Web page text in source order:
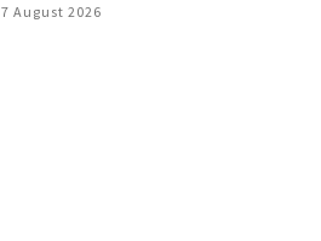
7 August 2026